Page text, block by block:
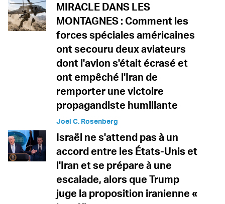
MIRACLE DANS LES
MONTAGNES : Comment les
forces spéciales américaines
ont secouru deux aviateurs
dont l'avion s'était écrasé et
ont empêché l'Iran de
remporter une victoire
propagandiste humiliante
Joel C. Rosenberg
Israël ne s'attend pas à un
accord entre les États-Unis et
l'Iran et se prépare à une
escalade, alors que Trump
juge la proposition iranienne «